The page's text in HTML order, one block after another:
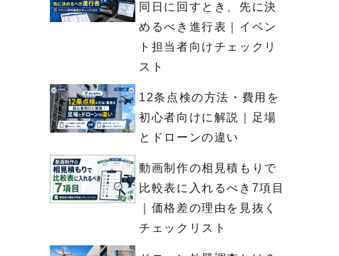
同日に回すとき、先に決
めるべき進行表｜イベン
ト担当者向けチェックリ
スト
12条点検の方法・費用を
初心者向けに解説｜足場
とドローンの違い
動画制作の相見積もりで
比較表に入れるべき7項目
｜価格差の理由を見抜く
チェックリスト